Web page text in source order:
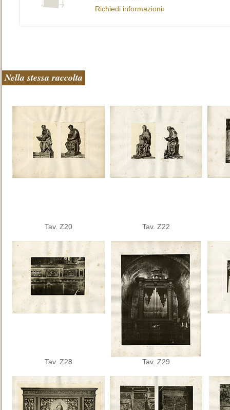
Richiedi informazioni›
Nella stessa raccolta
Tav. Z20 Tav. Z22
Tav. Z28 Tav. Z29